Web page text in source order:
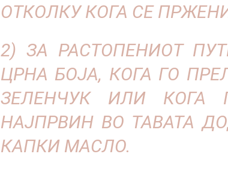
ОТКОЛКУ КОГА СЕ
2) ЗА РАСТОПЕНИОТ
ЦРНА БОЈА, КОГА ГО
ЗЕЛЕНЧУК ИЛИ КОГА
НАЈПРВИН ВО ТАВАТА
КАПКИ МАСЛО.